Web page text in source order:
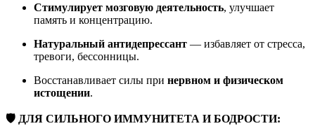
Стимулирует мозговую деятельность, улучшает
память и концентрацию.
Натуральный антидепрессант — избавляет от стресса,
тревоги, бессонницы.
Восстанавливает силы при нервном и физическом
истощении.
🛡️ ДЛЯ СИЛЬНОГО ИММУНИТЕТА И БОДРОСТИ: